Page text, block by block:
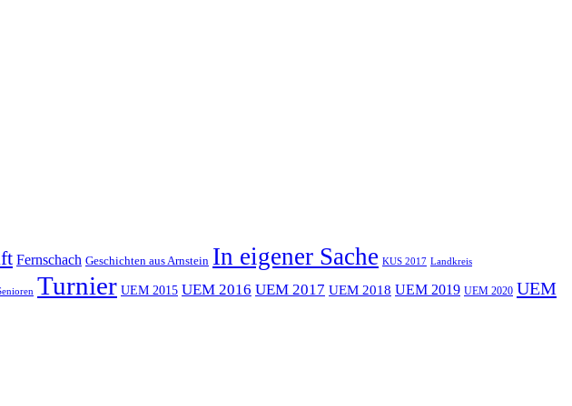
Fernschach Geschichten aus Arnstein In eigener Sache KUS 2017 Landkreis
Turnier UEM 2015 UEM 2016 UEM 2017 UEM 2018 UEM 2019 UEM 2020 UEM